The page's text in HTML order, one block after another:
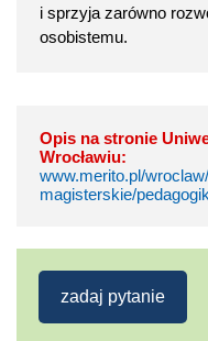
i sprzyja zarówno
osobistemu.
Opis na stronie
Wrocławiu:
www.merito.pl/
magisterskie/
zadaj pytanie